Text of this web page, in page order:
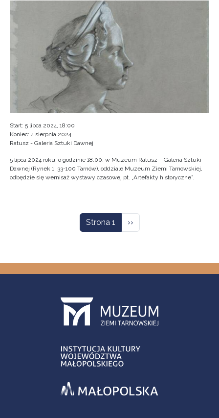
Start: 5 lipca 2024, 18:00
Koniec: 4 sierpnia 2024
Ratusz - Galeria Sztuki Dawnej
5 lipca 2024 roku, o godzinie 18.00, w Muzeum Ratusz – Galeria Sztuki
Dawnej (Rynek 1, 33-100 Tarnów), oddziale Muzeum Ziemi Tarnowskiej,
odbędzie się wernisaż wystawy czasowej pt. „Artefakty historyczne”.
Strona 1 Następna strona
››